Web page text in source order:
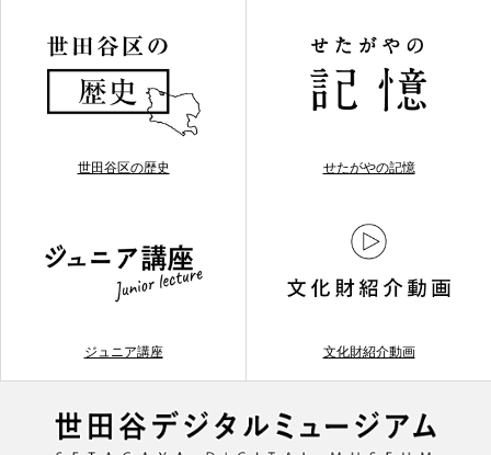
世田谷区の歴史 せたがやの記憶
ジュニア講座 文化財紹介動画